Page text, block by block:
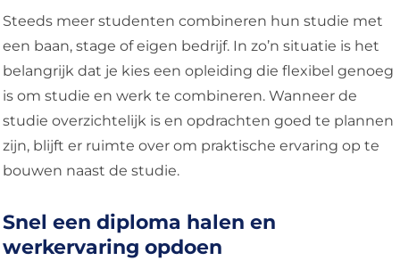
Steeds meer studenten combineren hun studie met
een baan, stage of eigen bedrijf. In zo’n situatie is het
belangrijk dat je kies een opleiding die flexibel genoeg
is om studie en werk te combineren. Wanneer de
studie overzichtelijk is en opdrachten goed te plannen
zijn, blijft er ruimte over om praktische ervaring op te
bouwen naast de studie.
Snel een diploma halen en
werkervaring opdoen